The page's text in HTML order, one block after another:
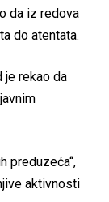
da iz redova
do atentata.
je rekao da
preduzeća“,
aktivnosti